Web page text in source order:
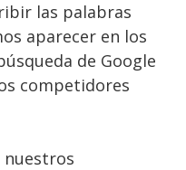
las palabras
aparecer en los
de Google
competidores
nuestros